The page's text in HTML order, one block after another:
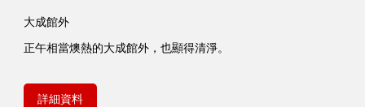
大成館外
正午相當燠熱的大成館外，也顯得清淨。
詳細資料